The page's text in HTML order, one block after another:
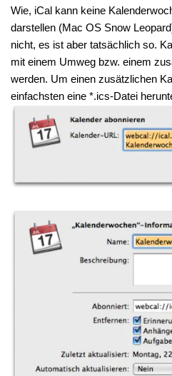
Wie, iCal kann keine
darstellen (Mac OS Snow
nicht, es ist aber tatsächlich so.
mit einem Umweg bzw. einem
werden. Um einen zusätzlichen
einfachsten eine *.ics-Datei